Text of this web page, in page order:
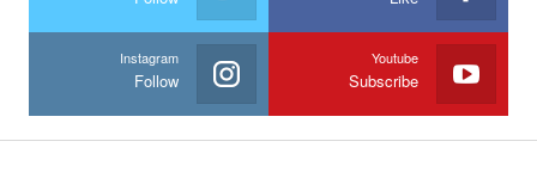
Youtube
Subscribe
Instagram
Follow